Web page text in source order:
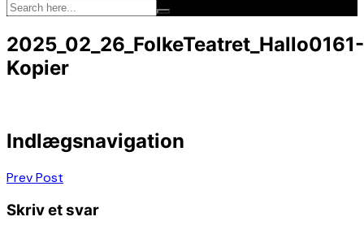
2025_02_26_FolkeTeatret_Hallo0161-
Kopier
Indlægsnavigation
Prev Post
Skriv et svar